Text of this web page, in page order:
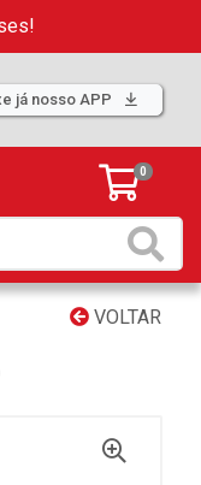
já nosso APP
0
VOLTAR